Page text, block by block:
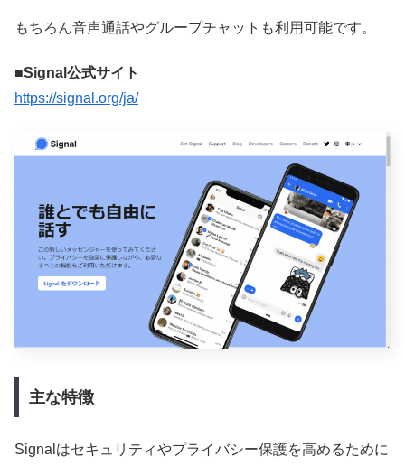
もちろん音声通話やグループチャットも利用可能です。
■Signal公式サイト
https://signal.org/ja/
主な特徴
Signalはセキュリティやプライバシー保護を高めるために